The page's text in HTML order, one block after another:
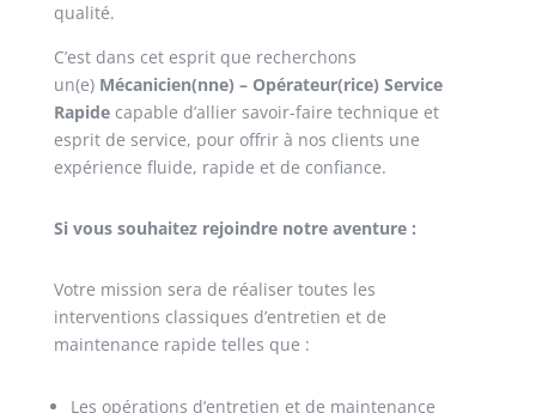
qualité.
C’est dans cet esprit que recherchons
un(e) Mécanicien(nne) – Opérateur(rice) Service
Rapidecapable d’allier savoir-faire technique et
esprit de service, pour offrir à nos clients une
expérience fluide, rapide et de confiance.
Si vous souhaitez rejoindre notre aventure :
Votre mission sera de réaliser toutes les
interventions classiques d’entretien et de
maintenance rapide telles que :
Les opérations d’entretien et de maintenance